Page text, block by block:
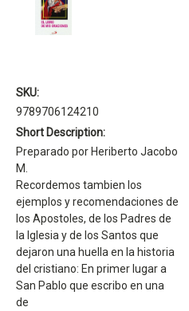
SKU:
9789706124210
Short Description:
Preparado por Heriberto Jacobo
M.
Recordemos tambien los
ejemplos y recomendaciones de
los Apostoles, de los Padres de
la Iglesia y de los Santos que
dejaron una huella en la historia
del cristiano: En primer lugar a
San Pablo que escribo en una
de